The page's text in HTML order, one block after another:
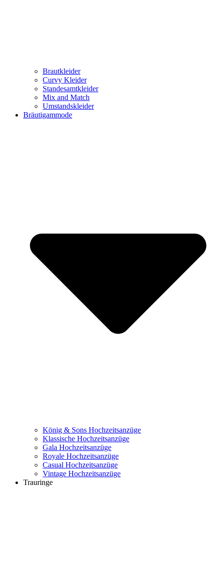
Brautkleider
Curvy Kleider
Standesamtkleider
Mix and Match
Umstandskleider
Bräutigammode
König & Sons Hochzeitsanzüge
Klassische Hochzeitsanzüge
Gala Hochzeitsanzüge
Royale Hochzeitsanzüge
Casual Hochzeitsanzüge
Vintage Hochzeitsanzüge
Trauringe